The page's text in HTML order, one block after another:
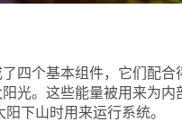
四个基本组件，它们配
光。这些能量被用来为
下山时用来运行系统。